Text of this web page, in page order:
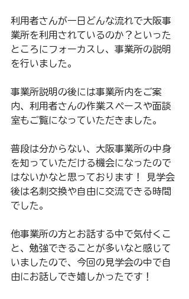
利用者さんが一日どんな流れで大阪事
業所を利用されているのか？といった
ところにフォーカスし、事業所の説明
を行いました。
事業所説明の後には事業所内をご案
内、利用者さんの作業スペースや面談
室もご覧になっていただきました。
普段は分からない、大阪事業所の中身
を知っていただける機会になったので
はないかなと思っております！ 見学会
後は名刺交換や自由に交流できる時間
でした。
他事業所の方とお話する中で気付くこ
と、勉強できることが多いなと感じて
いましたので、今回の見学会の中で自
由にお話しでき嬉しかったです！